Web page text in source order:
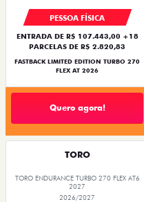
PESSOA FÍSICA
ENTRADA DE R$ 107.443,00 +18
PARCELAS DE R$ 2.820,83
FASTBACK LIMITED EDITION TURBO 270
FLEX AT 2026
Quero agora!
TORO
TORO ENDURANCE TURBO 270 FLEX AT6
2027
2026/2027